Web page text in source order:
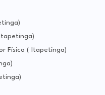
Físico ( Itapetinga)